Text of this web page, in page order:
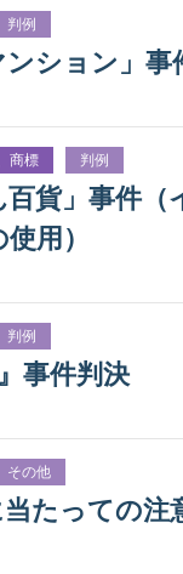
判例
ション」事
商標 判例
貨」事件（
用）
判例
事件判決
その他
たっての注